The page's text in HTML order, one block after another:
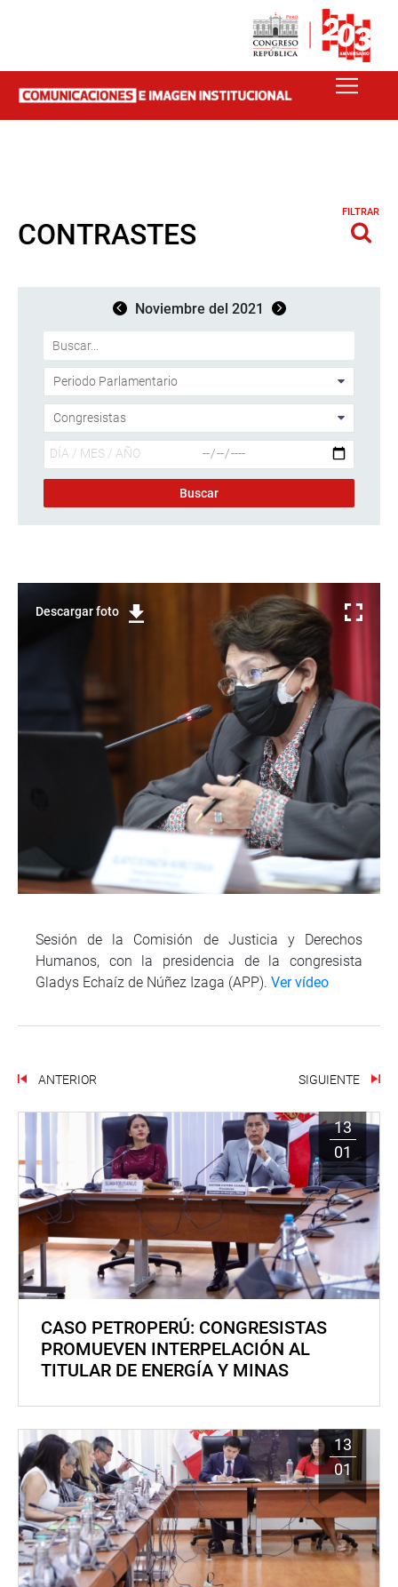
CONTRASTES
FILTRAR
Noviembre del 2021
Descargar foto
Sesión de la Comisión de Justicia y Derechos
Humanos, con la presidencia de la congresista
Gladys Echaíz de Núñez Izaga (APP). Ver vídeo
ANTERIOR SIGUIENTE
13
01
CASO PETROPERÚ: CONGRESISTAS
PROMUEVEN INTERPELACIÓN AL
TITULAR DE ENERGÍA Y MINAS
13
01